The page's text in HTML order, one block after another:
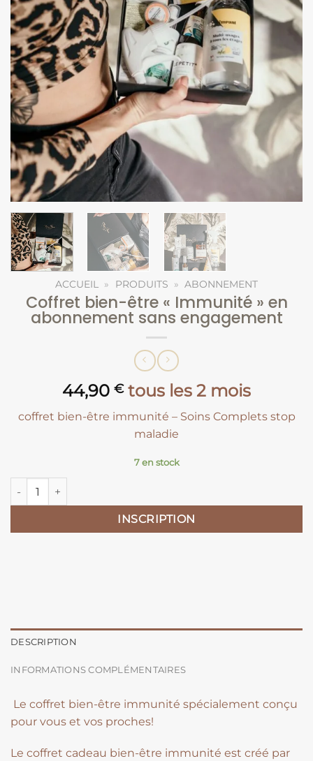
ACCUEIL » PRODUITS » ABONNEMENT
Coffret bien-être « Immunité » en
abonnement sans engagement
44,90 € tous les 2 mois
coffret bien-être immunité – Soins Complets stop
maladie
7 en stock
quantité
bien-
abonnement
sans
INSCRIPTION
DESCRIPTION
INFORMATIONS COMPLÉMENTAIRES
Le coffret bien-être immunité spécialement conçu
pour vous et vos proches!
Le coffret cadeau bien-être immunité est créé par